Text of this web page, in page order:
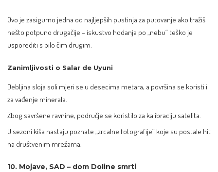
Ovo je zasigurno jedna od najljepših pustinja za putovanje ako tražiš
nešto potpuno drugačije – iskustvo hodanja po „nebu“ teško je
usporediti s bilo čim drugim.
Zanimljivosti o Salar de Uyuni
Debljina sloja soli mjeri se u desecima metara, a površina se koristi i
za vađenje minerala.
Zbog savršene ravnine, područje se koristilo za kalibraciju satelita.
U sezoni kiša nastaju poznate „zrcalne fotografije“ koje su postale hit
na društvenim mrežama.
10. Mojave, SAD – dom Doline smrti